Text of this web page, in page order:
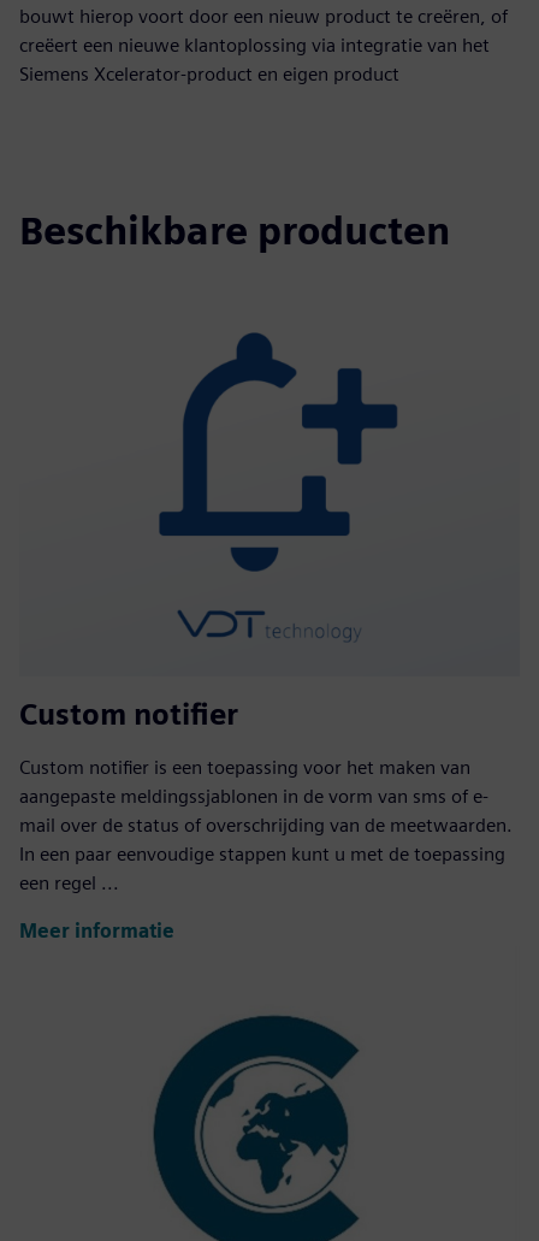
bouwt hierop voort door een nieuw product te creëren, of
creëert een nieuwe klantoplossing via integratie van het
Siemens Xcelerator-product en eigen product
Beschikbare producten
Custom notifier
Custom notifier is een toepassing voor het maken van
aangepaste meldingssjablonen in de vorm van sms of e-
mail over de status of overschrijding van de meetwaarden.
In een paar eenvoudige stappen kunt u met de toepassing
een regel ...
Meer informatie